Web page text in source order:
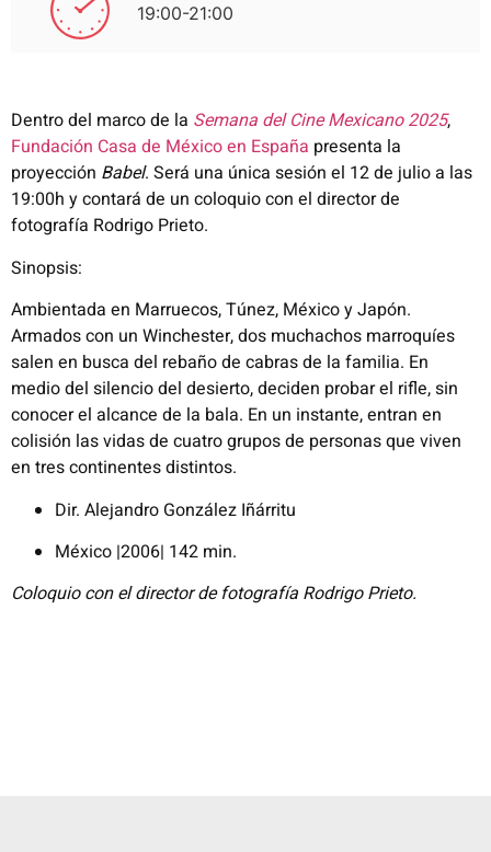
19:00-21:00
Dentro del marco de la Semana del Cine Mexicano 2025,
Fundación Casa de México en España presenta la
proyección Babel. Será una única sesión el 12 de julio a las
19:00h y contará de un coloquio con el director de
fotografía Rodrigo Prieto.
Sinopsis:
Ambientada en Marruecos, Túnez, México y Japón.
Armados con un Winchester, dos muchachos marroquíes
salen en busca del rebaño de cabras de la familia. En
medio del silencio del desierto, deciden probar el rifle, sin
conocer el alcance de la bala. En un instante, entran en
colisión las vidas de cuatro grupos de personas que viven
en tres continentes distintos.
Dir. Alejandro González Iñárritu
México |2006| 142 min.
Coloquio con el director de fotografía Rodrigo Prieto.